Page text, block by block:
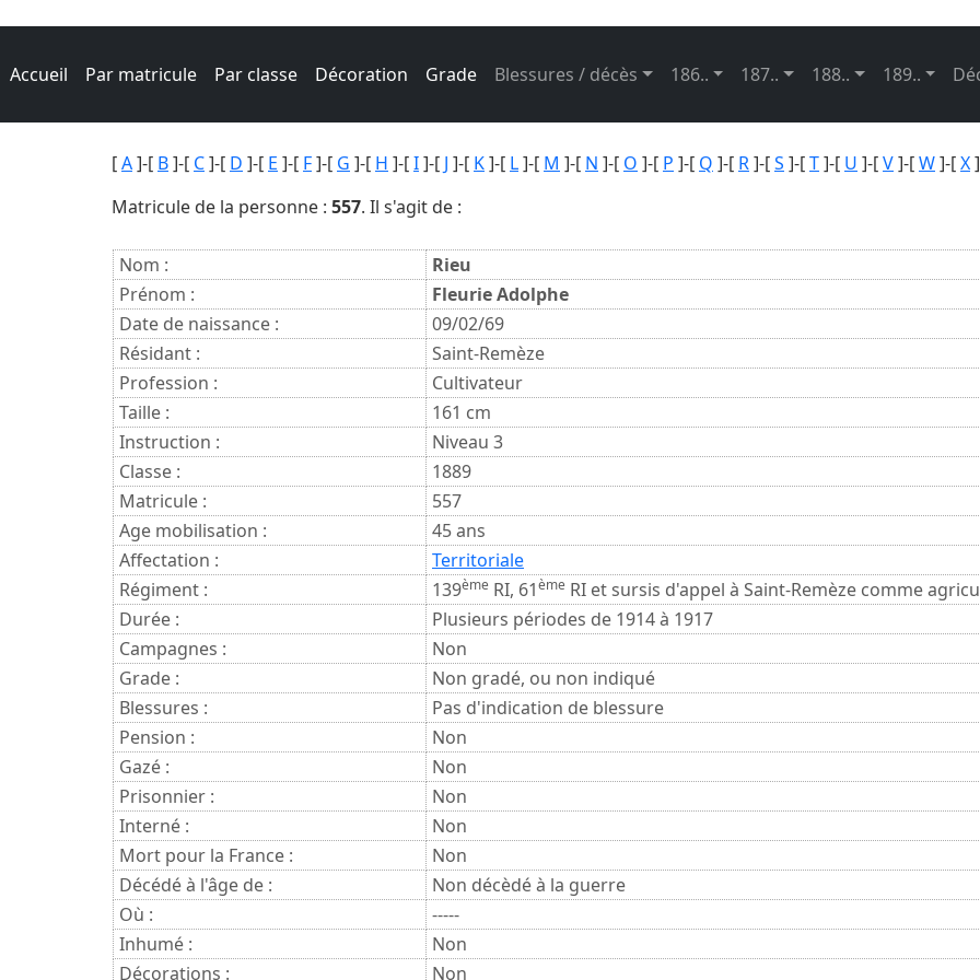
Accueil Par matricule Par classe Décoration Grade Blessures / décès 186.. 187.. 188.. 189..
[A]-[ B]-[ C]-[ D ]-[ E ]-[ F]-[ G ]-[ H ]-[I]-[ J ]-[ K]-[ L]-[ M ]-[ N ]-[ O ]-[ P ]-[ Q ]-[ R]-[S ]-[T]-[ U ]-[V]-[W]-[X
Matricule de la personne : 557. Il s'agit de :
Nom :
Rieu
Prénom :
Fleurie Adolphe
Date de naissance :
09/02/69
Résidant :
Saint-Remèze
Profession :
Cultivateur
Taille :
161 cm
Instruction :
Niveau 3
Classe :
1889
Matricule :
557
Age mobilisation :
45 ans
Affectation :
Territoriale
Régiment :
139ème RI, 61ème RI et sursis d'appel à Saint-Remèze comme
Durée :
Plusieurs périodes de 1914 à 1917
Campagnes :
Non
Grade :
Non gradé, ou non indiqué
Blessures :
Pas d'indication de blessure
Pension :
Non
Gazé :
Non
Prisonnier :
Non
Interné :
Non
Mort pour la France :
Non
Décédé à l'âge de :
Non décèdé à la guerre
Où :
-----
Inhumé :
Non
Décorations :
Non